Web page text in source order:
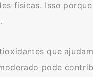
físicas. Isso
que
pode